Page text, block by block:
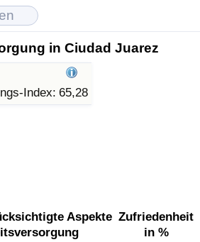
in Ciudad Juarez
Index: 65,28
Aspekte Zufriedenheit
in %
Index (aktuell)
Index
Index nach Land
(aktuell)
nach Land
(aktuell)
nach Land